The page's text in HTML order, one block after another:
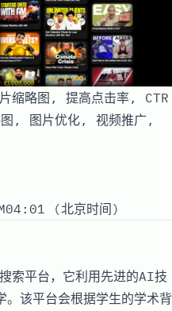
缩略图, 提高点击率, CTR
, 图片优化, 视频推广,
(北京时间)
索平台，它利用先进的AI技
。该平台会根据学生的学术背